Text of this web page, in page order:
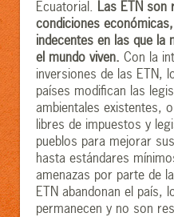
Ecuatorial. Las ETN son
condiciones
indecentes en las que la
el mundo viven. Con la
inversiones de las ETN,
países modifican las
ambientales existentes,
libres de impuestos y
pueblos para mejorar
hasta estándares
amenazas por parte de
ETN abandonan el país,
permanecen y no son